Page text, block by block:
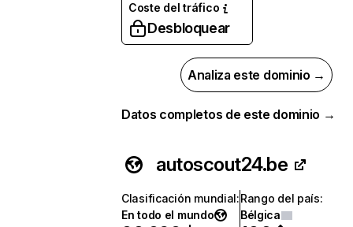
Coste del tráfico
Desbloquear
Analiza este dominio →
Datos completos de este dominio →
autoscout24.be
Clasificación mundial:
En todo el mundo
Rango del país:
Bélgica